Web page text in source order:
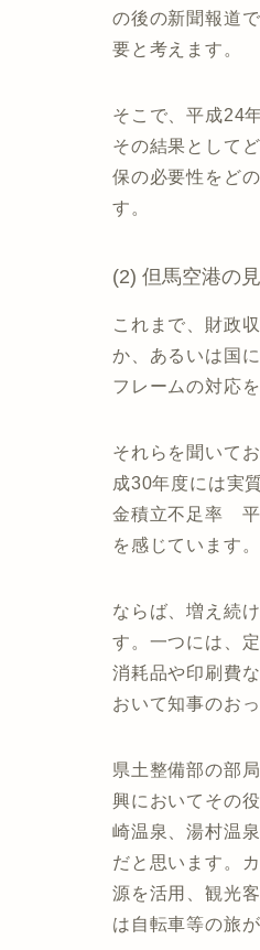
の後の新聞報道
要と考えます。
そこで、平成24
その結果として
保の必要性をど
す。
(2) 但馬空港の
これまで、財政
か、あるいは国
フレームの対応
それらを聞いて
成30年度には実
金積立不足率 平
を感じています。
ならば、増え続
す。一つには、
消耗品や印刷費
おいて知事のお
県土整備部の部
興においてその
崎温泉、湯村温
だと思います。
源を活用、観光
は自転車等の旅